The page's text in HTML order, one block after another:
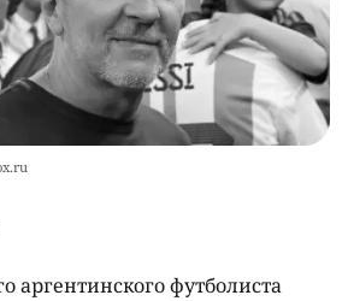
2 26
аргентинского футболиста